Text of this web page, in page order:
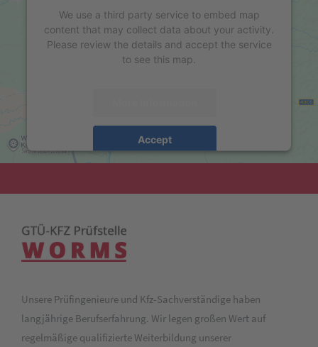
We use a third party service to embed map
content that may collect data about your activity.
Please review the details and accept the service
to see this map.
Accept
powered byUsercentrics Consent Management
Unsere Prüfingenieure und Kfz-Sachverständige haben
langjährige Berufserfahrung. Wir legen großen Wert auf
regelmäßige qualifizierte Weiterbildung unserer